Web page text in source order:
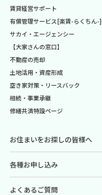
賃貸経営サポート
有償管理サービス[楽賃-らくちん-]
サカイ・エージェンシー
【大家さんの窓口】
不動産の売却
土地活用・資産形成
空き家対策・リースバック
相続・事業承継
修繕共済特設ページ
お住まいをお探しの皆様へ
各種お申し込み
よくあるご質問